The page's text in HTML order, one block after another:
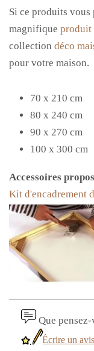
Si ce produits
magnifique produit
collection déco
pour votre maison.
70 x 210 cm
80 x 240 cm
90 x 270 cm
100 x 300 cm
Accessoires
Kit d'encadrement
Que
Écrire un avis